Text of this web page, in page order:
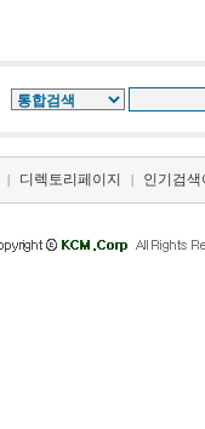
| 디렉토리페이지 | 인기검색